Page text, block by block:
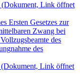
(Dokument, Link öffnet
Ersten Gesetzes zur
Zwang bei
des
des
(Dokument, Link öffnet